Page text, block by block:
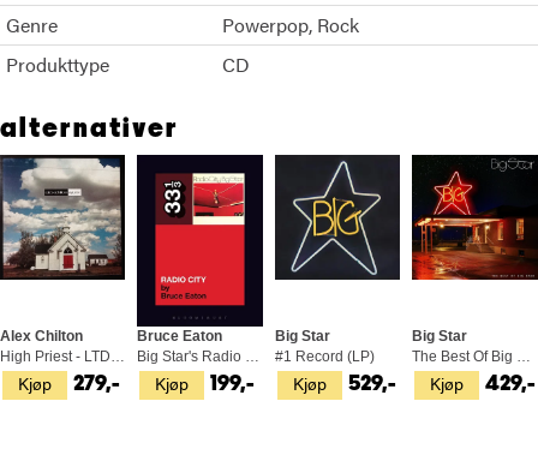
Genre
Powerpop Rock
Produkttype
CD
alternativer
Kjøp
Alex Chilton
High Priest - LTD (LP)
279,- Kjøp
Bruce Eaton
Big Star's Radio City (BOK)
199,- Kjøp
Big Star
#1 Record (LP)
529,- Kjøp
Big Star
The Best Of Big Star (2LP)
429,-